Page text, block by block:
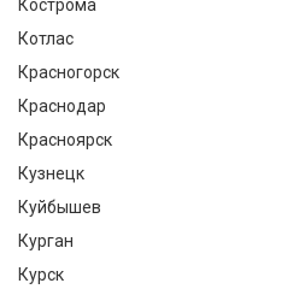
Кострома
Котлас
Красногорск
Краснодар
Красноярск
Кузнецк
Куйбышев
Курган
Курск